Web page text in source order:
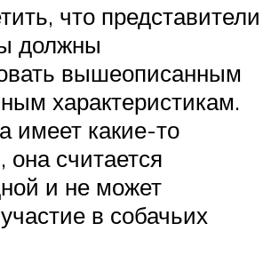
что представители
должны
вышеописанным
характеристикам.
имеет какие-то
она считается
и не может
в собачьих